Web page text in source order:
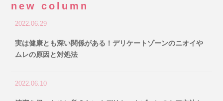
new column
2022.06.29
実は健康とも深い関係がある！デリケートゾーンのニオイや
ムレの原因と対処法
2022.06.10